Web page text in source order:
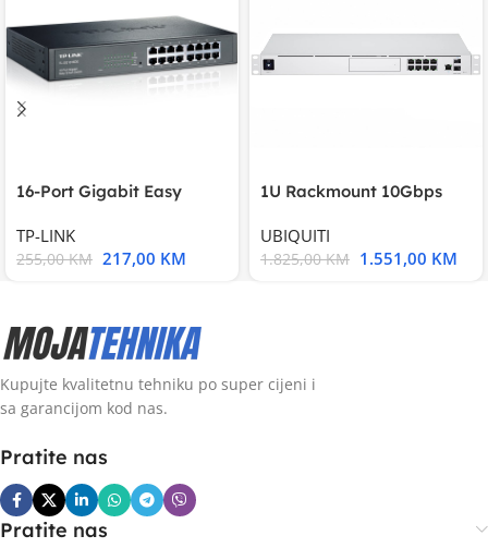
16-Port Gigabit Easy
TP-LINK
255,00KM 217,00 KM
1U Rackmount 10Gbps
UBIQUITI
1.825,00KM 1.551,00 KM
Kupujte kvalitetnu tehniku po super cijeni i
sa garancijom kod nas.
Pratite nas
Pratite nas